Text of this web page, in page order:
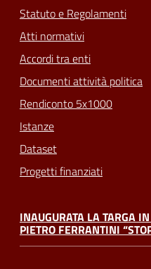
Statuto e Regolamenti
Atti normativi
Accordi tra enti
Documenti attività politica
Rendiconto 5x1000
Istanze
Dataset
Progetti finanziati
INAUGURATA LA TARGA
PIETRO FERRANTINI